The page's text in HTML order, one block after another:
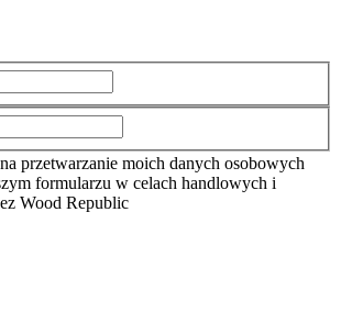
przetwarzanie moich danych osobowych
formularzu w celach handlowych i
Wood Republic